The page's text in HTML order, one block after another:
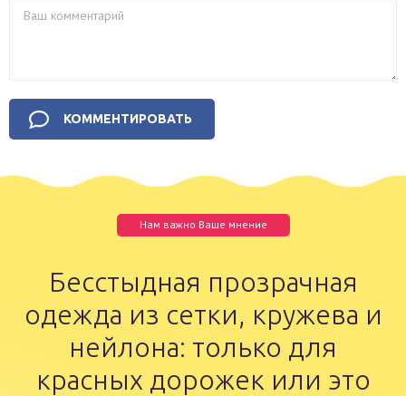
Нам важно Ваше мнение
Бесстыдная прозрачная
одежда из сетки, кружева и
нейлона: только для
красных дорожек или это